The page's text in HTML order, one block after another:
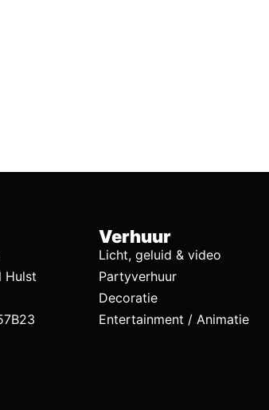
Hulst
Verhuur
Licht, geluid & video
Partyverhuur
Decoratie
Entertainment / Animatie